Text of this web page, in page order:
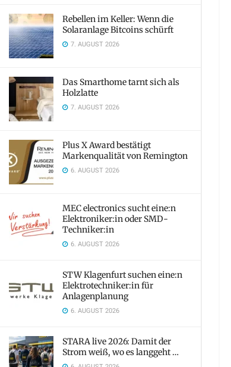
Rebellen im Keller: Wenn die
Solaranlage Bitcoins schürft
7. AUGUST 2026
Das Smarthome tarnt sich als
Holzlatte
7. AUGUST 2026
Plus X Award bestätigt
Markenqualität von Remington
6. AUGUST 2026
MEC electronics sucht eine:n
Elektroniker:in oder SMD-
Techniker:in
6. AUGUST 2026
STW Klagenfurt suchen eine:n
Elektrotechniker:in für
Anlagenplanung
6. AUGUST 2026
STARA live 2026: Damit der
Strom weiß, wo es langgeht …